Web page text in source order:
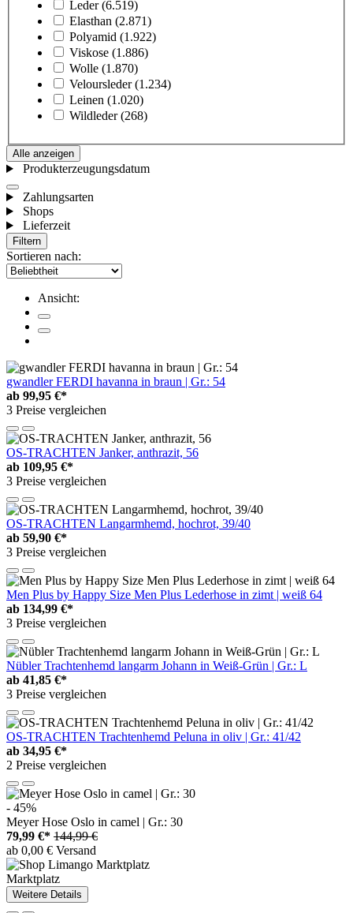
Leder (6.519)
Elasthan (2.871)
Polyamid (1.922)
Viskose (1.886)
Wolle (1.870)
Veloursleder (1.234)
Leinen (1.020)
Wildleder (268)
Alle anzeigen
Produkterzeugungsdatum
Zahlungsarten
Shops
Lieferzeit
Filtern
Sortieren nach:
Ansicht:
gwandler FERDI havanna in braun | Gr.: 54
ab 99,95 €*
3 Preise vergleichen
OS-TRACHTEN Janker, anthrazit, 56
ab 109,95 €*
3 Preise vergleichen
OS-TRACHTEN Langarmhemd, hochrot, 39/40
ab 59,90 €*
3 Preise vergleichen
Men Plus by Happy Size Men Plus Lederhose in zimt | weiß 64
ab 134,99 €*
3 Preise vergleichen
Nübler Trachtenhemd langarm Johann in Weiß-Grün | Gr.: L
ab 41,85 €*
3 Preise vergleichen
OS-TRACHTEN Trachtenhemd Peluna in oliv | Gr.: 41/42
ab 34,95 €*
2 Preise vergleichen
- 45%
Meyer Hose Oslo in camel | Gr.: 30
79,99 €* 144,99 €
ab 0,00 € Versand
Marktplatz
Weitere Details